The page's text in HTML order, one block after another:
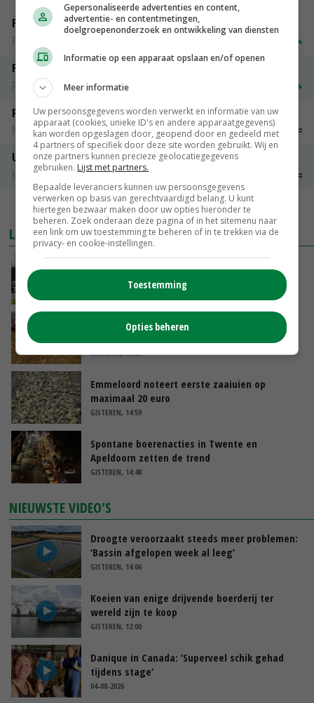
Fontane
PotatoNL
Fritesgeschikt NL Du Be
PotatoNL
Peen
Noteringen
€ 26,00~ € 33,00
Uien Middenmeer Geel 30-60% grof
Noteringen
MEER MARKTPRIJZEN
LAATSTE NIEUWS
Frans onderzoekcentrum bestrijkt hele
GISTEREN, 15:29
Emmeloord noteert eerste zaaiuien op
maximaal 20 euro
GISTEREN, 14:59
Spontane boerenacties in Twente en
Apeldoorn zetten de trend
GISTEREN, 14:48
NIEUWSTE VIDEO'S
Droogte veroorzaakt steeds meer problemen:
‘Bassin afgelopen week al leeg’
GISTEREN, 14:06
Koeien van enige drijvende boerderij ter
wereld zijn te koop
GISTEREN, 12:00
Danique in Canada: ‘Superveel schik gehad
tijdens stage’
04-08-2026
Gepersonaliseerde advertenties en content,
advertentie- en contentmetingen,
doelgroepenonderzoek en ontwikkeling van diensten
Informatie op een apparaat opslaan en/of openen
Meer informatie
Uw persoonsgegevens worden verwerkt en informatie van uw
apparaat (cookies, unieke ID's en andere apparaatgegevens)
kan worden opgeslagen door, geopend door en gedeeld met
4 partners of specifiek door deze site worden gebruikt. Wij en
onze partners kunnen precieze geolocatiegegevens
gebruiken. Lijst met partners.
Bepaalde leveranciers kunnen uw persoonsgegevens
verwerken op basis van gerechtvaardigd belang. U kunt
hiertegen bezwaar maken door uw opties hieronder te
beheren. Zoek onderaan deze pagina of in het sitemenu naar
een link om uw toestemming te beheren of in te trekken via de
privacy- en cookie-instellingen.
Toestemming
Opties beheren